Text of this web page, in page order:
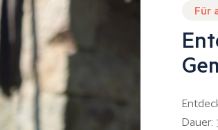
Für
Dauer: